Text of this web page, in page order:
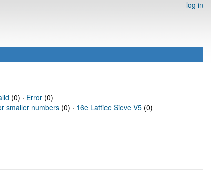
log in
(0) · Error(0)
smaller numbers (0) · 16e Lattice Sieve V5 (0)